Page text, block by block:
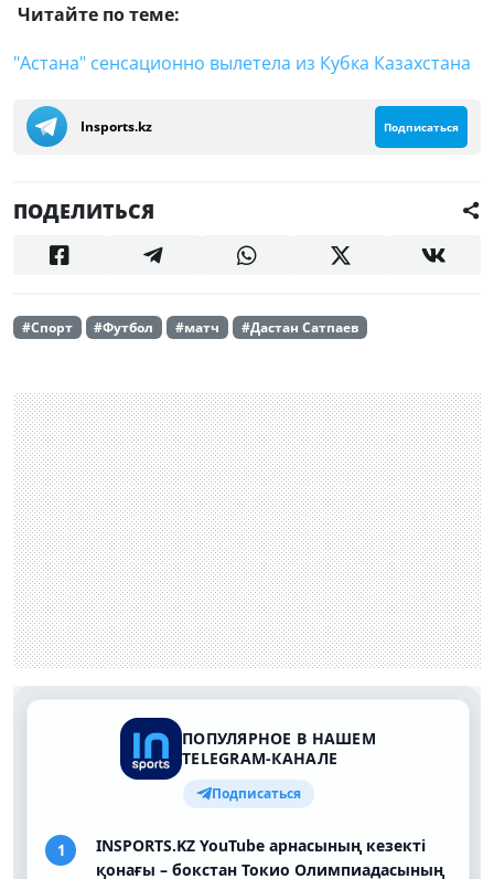
Читайте по теме:
"Астана" сенсационно вылетела из Кубка Казахстана
Insports.kz Подписаться
ПОДЕЛИТЬСЯ
#Спорт #Футбол #матч #Дастан Сатпаев